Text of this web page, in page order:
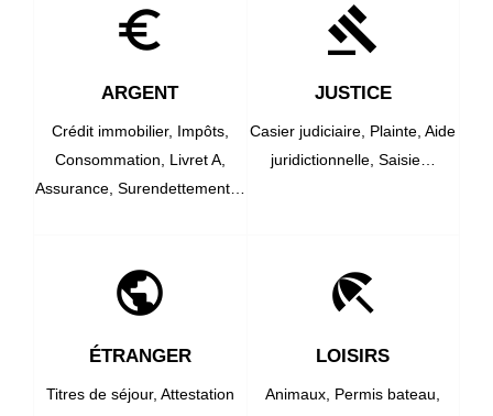
euro_symbol
ARGENT
Crédit immobilier, Impôts,
Consommation, Livret A,
Assurance, Surendettement…
gavel
JUSTICE
Casier judiciaire, Plainte,Aide
juridictionnelle, Saisie…
public
ÉTRANGER
Titres de séjour, Attestation
beach_access
LOISIRS
Animaux, Permis bateau,